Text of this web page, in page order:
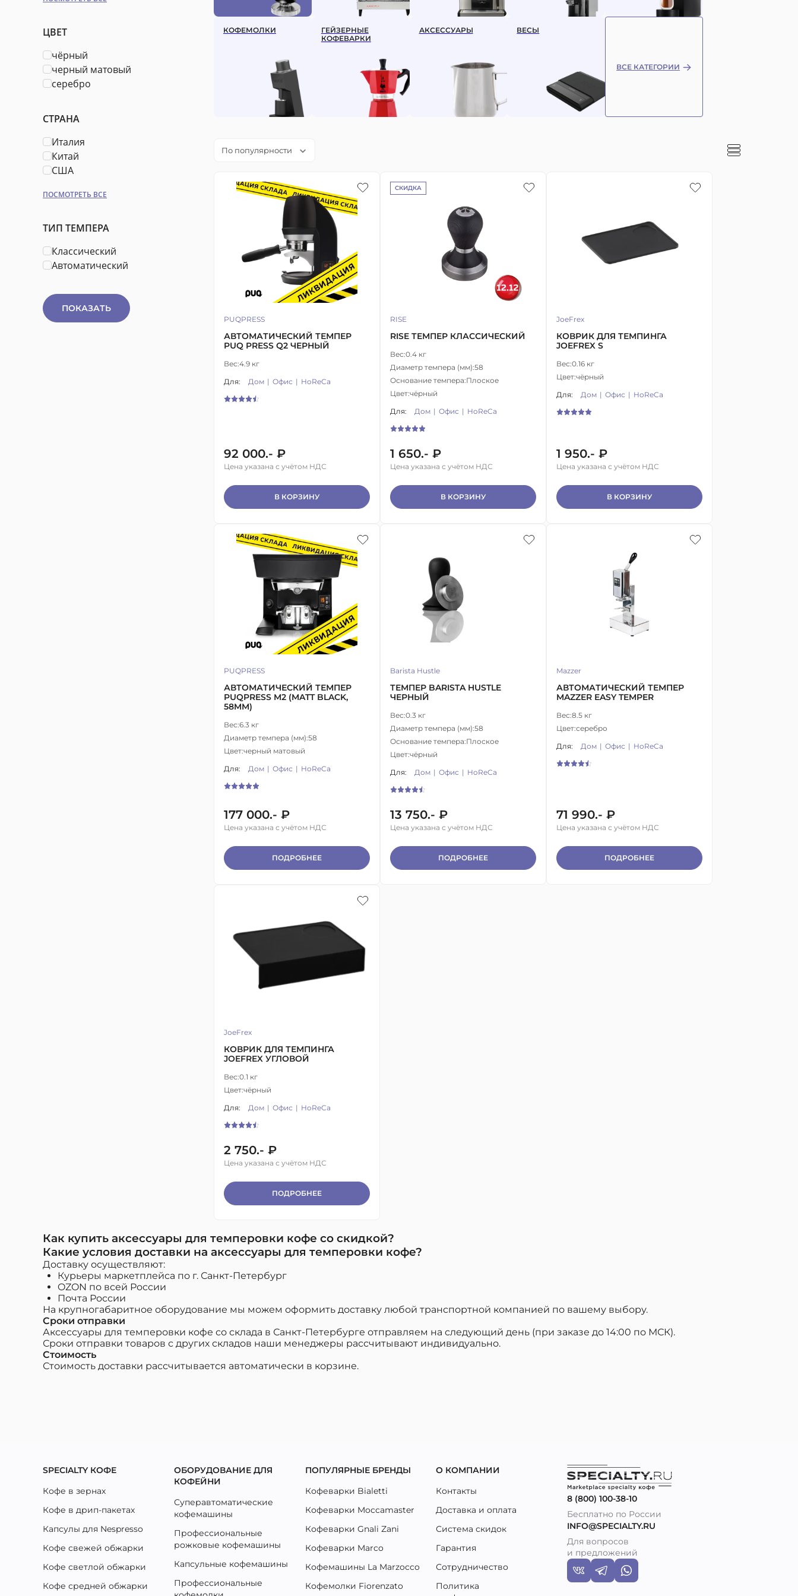
Эфиопия
ПО ОБЖАРКЕ
Средняя обжарка (эспрессо)
ЦВЕТ
чёрный
черный матовый
серебро
СТРАНА
Италия
Китай
США
ПОСМОТРЕТЬ ВСЕ
ТИП ТЕМПЕРА
Классический
Автоматический
ПОКАЗАТЬ
КОФЕМОЛКИ
ГЕЙЗЕРНЫЕ
КОФЕВАРКИ
АКСЕССУАРЫ ВЕСЫ
ВСЕ КАТЕГОРИИ
По популярности
PUQPRESS
АВТОМАТИЧЕСКИЙ ТЕМПЕР
PUQ PRESS Q2 ЧЕРНЫЙ
Вес:4.9 кг
Для:
Дом Офис HoReCa
92 000.- ₽
Цена указана с учётом НДС
В КОРЗИНУ
RISE
RISE ТЕМПЕР КЛАССИЧЕСКИЙ
Вес:0.4 кг
Диаметр темпера (мм):58
Основание темпера:Плоское
Цвет:чёрный
Для:
Дом Офис HoReCa
СКИДКА
1 650.- ₽
Цена указана с учётом НДС
В КОРЗИНУ
JoeFrex
КОВРИК ДЛЯ ТЕМПИНГА
JOEFREX S
Вес:0.16 кг
Цвет:чёрный
Для:
Дом Офис HoReCa
1 950.- ₽
Цена указана с учётом НДС
В КОРЗИНУ
PUQPRESS
АВТОМАТИЧЕСКИЙ ТЕМПЕР
PUQPRESS M2 (MATT BLACK,
58MM)
Вес:6.3 кг
Диаметр темпера (мм):58
Цвет:черный матовый
Для:
Дом Офис HoReCa
177 000.- ₽
Цена указана с учётом НДС
ПОДРОБНЕЕ
Barista Hustle
ТЕМПЕР BARISTA HUSTLE
ЧЕРНЫЙ
Вес:0.3 кг
Диаметр темпера (мм):58
Основание темпера:Плоское
Цвет:чёрный
Для:
Дом Офис HoReCa
13 750.- ₽
Цена указана с учётом НДС
ПОДРОБНЕЕ
Mazzer
АВТОМАТИЧЕСКИЙ ТЕМПЕР
MAZZER EASY TEMPER
Вес:8.5 кг
Цвет:серебро
Для:
Дом Офис HoReCa
71 990.- ₽
Цена указана с учётом НДС
ПОДРОБНЕЕ
JoeFrex
КОВРИК ДЛЯ ТЕМПИНГА
JOEFREX УГЛОВОЙ
Вес:0.1 кг
Цвет:чёрный
Для:
Дом Офис HoReCa
2 750.- ₽
Цена указана с учётом НДС
ПОДРОБНЕЕ
Как купить аксессуары для темперовки кофе со скидкой?
Какие условия доставки на аксессуары для темперовки кофе?
Доставку осуществляют:
Курьеры маркетплейса по г. Санкт-Петербург
OZON по всей России
Почта России
На крупногабаритное оборудование мы можем оформить доставку любой транспортной компанией по вашему выбору.
Сроки отправки
Аксессуары для темперовки кофе со склада в Санкт-Петербурге отправляем на следующий день (при заказе до 14:00 по МСК).
Сроки отправки товаров с других складов наши менеджеры рассчитывают индивидуально.
Стоимость
Стоимость доставки рассчитывается автоматически в корзине.
SPECIALTY КОФЕ
Кофе в зернах
Кофе в дрип-пакетах
Капсулы для Nespresso
Кофе свежей обжарки
Кофе светлой обжарки
Кофе средней обжарки
ОБОРУДОВАНИЕ ДЛЯ
КОФЕЙНИ
Суперавтоматические
кофемашины
Профессиональные
рожковые кофемашины
Капсульные кофемашины
Профессиональные
ПОПУЛЯРНЫЕ БРЕНДЫ
Кофеварки Bialetti
Кофеварки Moccamaster
Кофеварки Gnali Zani
Кофеварки Marco
Кофемашины La Marzocco
Кофемолки Fiorenzato
О КОМПАНИИ
Контакты
Доставка и оплата
Система скидок
Гарантия
Сотрудничество
Политика
8 (800) 100-38-10
Бесплатно по России
INFO@SPECIALTY.RU
Для вопросов
и предложений